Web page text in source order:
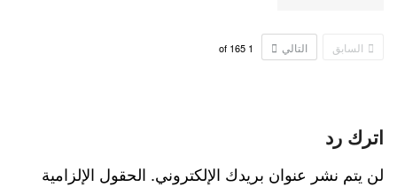
السابق التالي 1
165
اترك رد
لن يتم نشر عنوان بريدك الإلكتروني. الحقول الإلزامية